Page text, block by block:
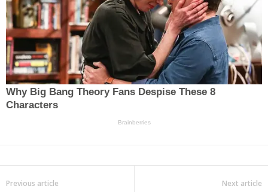
Previous article Next article